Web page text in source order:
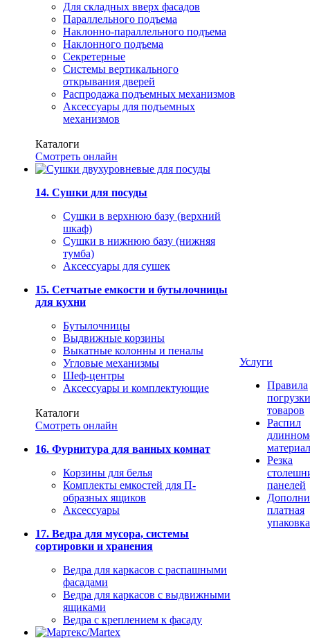
Для складных вверх фасадов
Параллельного подъема
Наклонно-параллельного подъема
Наклонного подъема
Секретерные
Системы вертикального
открывания дверей
Распродажа подъемных механизмов
Аксессуары для подъемных
механизмов
Каталоги
Смотреть онлайн
14. Сушки для посуды
Сушки в верхнюю базу (верхний
шкаф)
Сушки в нижнюю базу (нижняя
тумба)
Аксессуары для сушек
15. Сетчатые емкости и бутылочницы
для кухни
Бутылочницы
Выдвижные корзины
Выкатные колонны и пеналы
Угловые механизмы
Шеф-центры
Аксессуары и комплектующие
Каталоги
Смотреть онлайн
16. Фурнитура для ванных комнат
Корзины для белья
Комплекты емкостей для П-
образных ящиков
Аксессуары
17. Ведра для мусора, системы
сортировки и хранения
Ведра для каркасов с распашными
фасадами
Ведра для каркасов с выдвижными
ящиками
Ведра с креплением к фасаду
Услуги
Правила
погрузки
товаров
Распил
Резка
панелей
платная
упаковка